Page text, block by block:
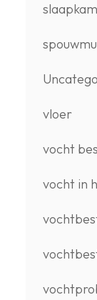
vloer
vocht
vocht in